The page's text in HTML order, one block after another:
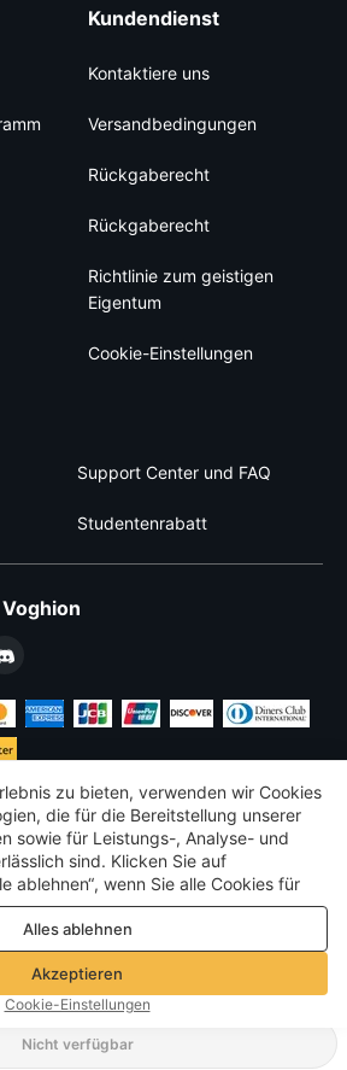
Nicht verfügbar
Kundendienst
Kontaktiere uns
Versandbedingungen
Rückgaberecht
Rückgaberecht
Richtlinie zum geistigen
Eigentum
Cookie-Einstellungen
Support Center und FAQ
Studentenrabatt
Germany
©2026 Voghion
& amp; Bedingungen
und Cookie-Richtlinie
Community-Richtlinien
zu bieten, verwenden wir Cookies
die für die Bereitstellung unserer
sowie für Leistungs-, Analyse- und
sind. Klicken Sie auf
ablehnen“, wenn Sie alle Cookies für
Marketingzwecke zulassen oder
Informationen finden Sie in unserer
Richtlinie
Alles ablehnen
Akzeptieren
Cookie-Einstellungen